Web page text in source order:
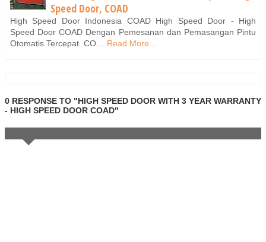
Speed Door, COAD
High Speed Door Indonesia COAD High Speed Door - High
Speed Door COAD Dengan Pemesanan dan Pemasangan Pintu
Otomatis Tercepat CO…
Read More...
0 RESPONSE TO "HIGH SPEED DOOR WITH 3 YEAR WARRANTY
- HIGH SPEED DOOR COAD"